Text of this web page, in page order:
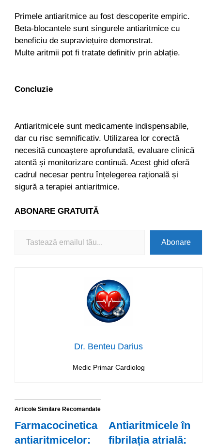
Primele antiaritmice au fost descoperite empiric.
Beta-blocantele sunt singurele antiaritmice cu
beneficiu de supraviețuire demonstrat.
Multe aritmii pot fi tratate definitiv prin ablație.
Concluzie
Antiaritmicele sunt medicamente indispensabile,
dar cu risc semnificativ. Utilizarea lor corectă
necesită cunoaștere aprofundată, evaluare clinică
atentă și monitorizare continuă. Acest ghid oferă
cadrul necesar pentru înțelegerea rațională și
sigură a terapiei antiaritmice.
ABONARE GRATUITĂ
Abonare
Dr. Benteu Darius
Medic Primar Cardiolog
Articole Similare Recomandate
Farmacocinetica
antiaritmicelor:
Antiaritmicele în
fibrilația atrială: